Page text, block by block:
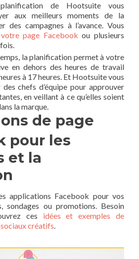
de Hootsuite vous
aux meilleurs moments de la
des campagnes à l’avance. Vous
page Facebook ou plusieurs
la planification permet à votre
en dehors des heures de travail
à 17 heures. Et Hootsuite vous
chefs d’équipe pour approuver
en veillant à ce qu’elles soient
la marque.
de page
pour les
et la
applications Facebook pour vos
sondages ou promotions. Besoin
ces idées et exemples de
créatifs.